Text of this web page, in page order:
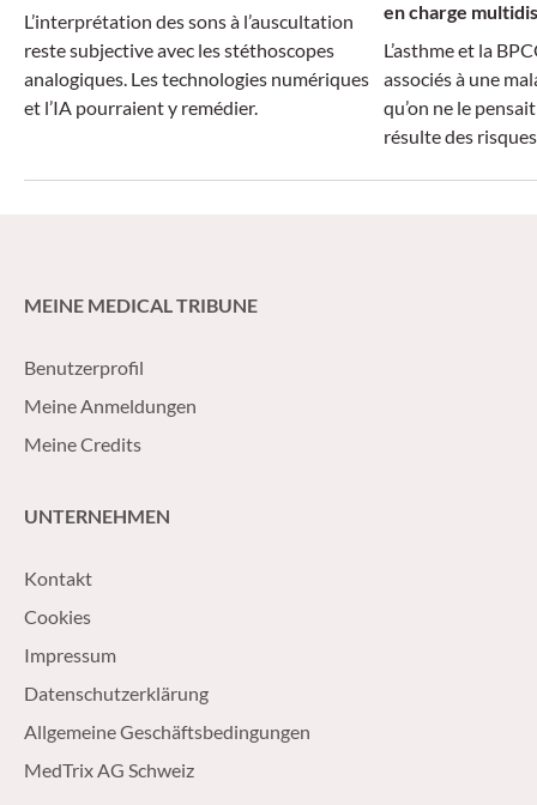
L’interprétation des sons à l’auscultation
reste subjective avec les stéthoscopes
analogiques. Les technologies numériques
et l’IA pourraient y remédier.
en charge
L’asthme et la
associés à une
qu’on ne le
résulte des
MEINE MEDICAL TRIBUNE
Benutzerprofil
Meine Anmeldungen
Meine Credits
UNTERNEHMEN
Kontakt
Cookies
Impressum
Datenschutzerklärung
Allgemeine Geschäftsbedingungen
MedTrix AG Schweiz